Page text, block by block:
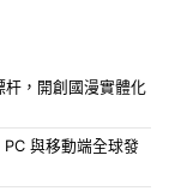
杆，開創國漫實體化
與移動端全球發